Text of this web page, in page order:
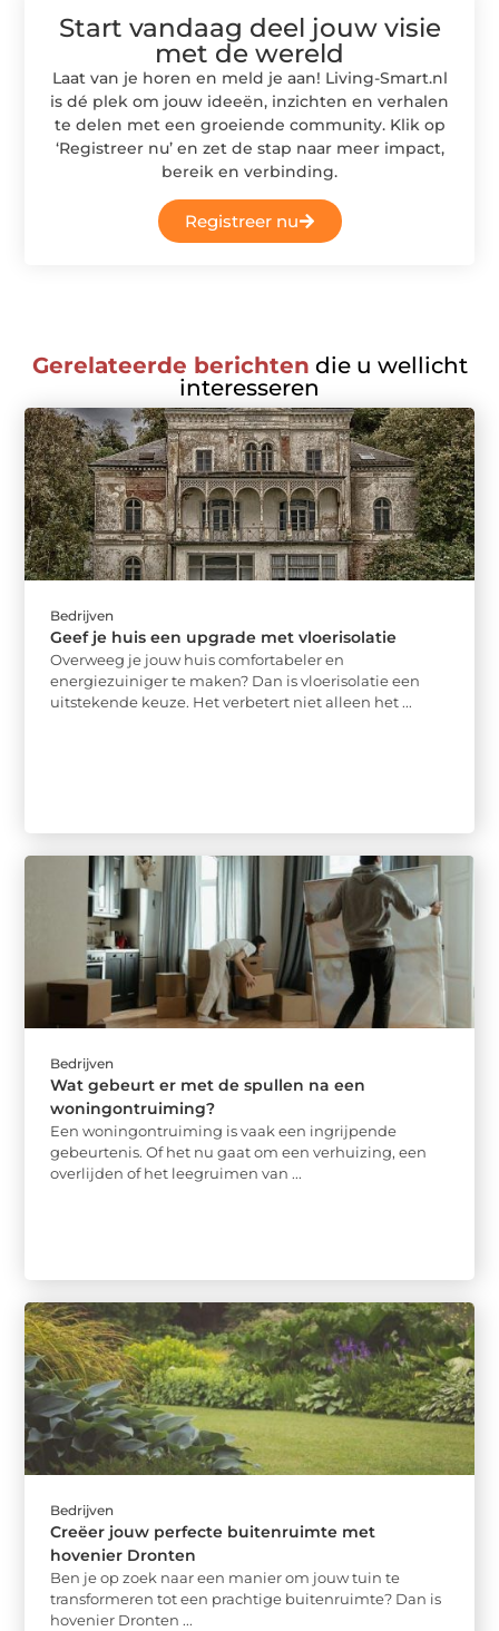
Start vandaag deel jouw visie
met de wereld
Laat van je horen en meld je aan! Living-Smart.nl
is dé plek om jouw ideeën, inzichten en verhalen
te delen met een groeiende community. Klik op
‘Registreer nu’ en zet de stap naar meer impact,
bereik en verbinding.
Registreer nu
Gerelateerde berichten die u wellicht
interesseren
Bedrijven
Geef je huis een upgrade met vloerisolatie
Overweeg je jouw huis comfortabeler en
energiezuiniger te maken? Dan is vloerisolatie een
uitstekende keuze. Het verbetert niet alleen het ...
Bedrijven
Wat gebeurt er met de spullen na een
woningontruiming?
Een woningontruiming is vaak een ingrijpende
gebeurtenis. Of het nu gaat om een verhuizing, een
overlijden of het leegruimen van ...
Bedrijven
Creëer jouw perfecte buitenruimte met
hovenier Dronten
Ben je op zoek naar een manier om jouw tuin te
transformeren tot een prachtige buitenruimte? Dan is
hovenier Dronten ...